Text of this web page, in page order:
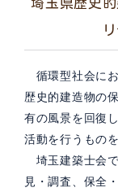
循環型社会に
歴史的建造物の
有の風景を回復
活動を行うもの
埼玉建築士会
見・調査、保全